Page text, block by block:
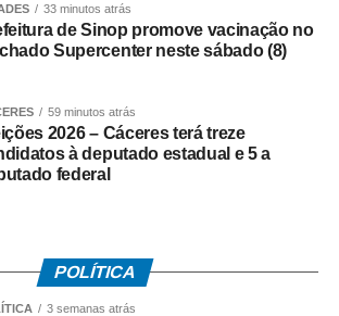
precisa ter pelo menos 18
completo. Quem disputar uma vaga
de saúde também deverá
desde a publicação do edital, na
onde pretende trabalhar.
vinculados ao regime estatutário do
33 minutos atrás
de Sinop promove vacinação no
Supercenter neste sábado (8)
59 minutos atrás
2026 – Cáceres terá treze
à deputado estadual e 5 a
federal
POLÍTICA
3 semanas atrás